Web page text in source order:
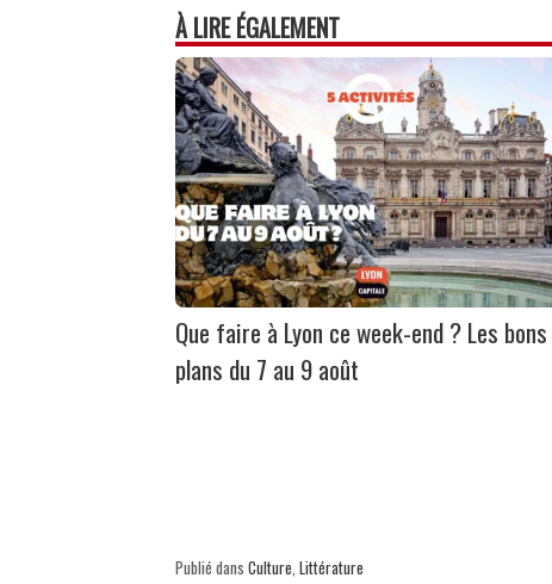
À LIRE ÉGALEMENT
Que faire à Lyon ce week-end ? Les bons
plans du 7 au 9 août
Publié dans Culture Littérature